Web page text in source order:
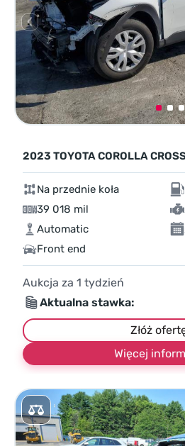
2023 TOYOTA COROLLA
Na przednie koła
39 018 mil
Automatic
Front end
Aukcja za 1 tydzień
Aktualna stawka:
Złóż
Więcej